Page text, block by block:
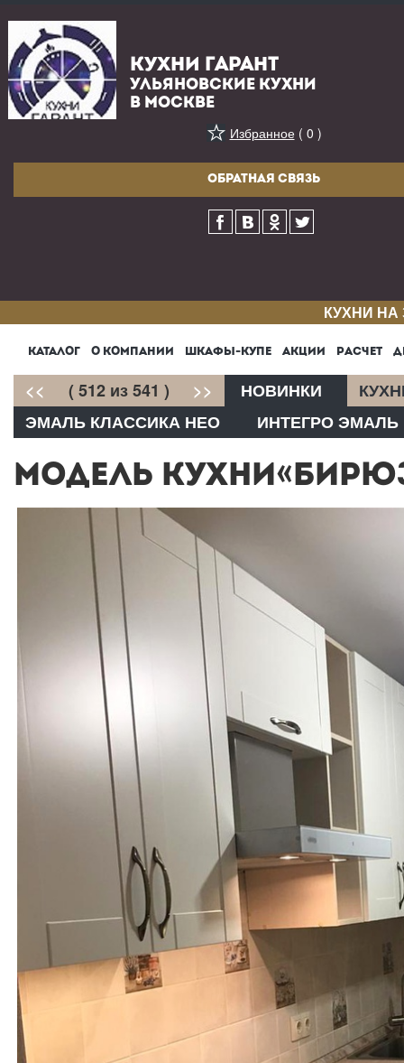
КУХНИ ГАРАНТ
УЛЬЯНОВСКИЕ КУХНИ
В МОСКВЕ
Избранное( 0 )
ОБРАТНАЯ СВЯЗЬ
КУХНИ
КАТАЛОГ О КОМПАНИИ ШКАФЫ-КУПЕ АКЦИИ РАСЧЕТ
<< ( 512 из 541 ) >> НОВИНКИ
ЭМАЛЬ КЛАССИКА НЕО
ИНТЕГРО ЭМАЛЬ
МОДЕЛЬ